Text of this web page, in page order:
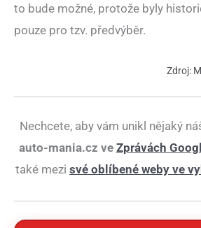
to bude možné, protože byly
pouze pro tzv. předvýběr.
Zdroj:
Nechcete, aby vám unikl nějaký
auto-mania.cz ve Zprávách
také mezi své oblíbené weby ve